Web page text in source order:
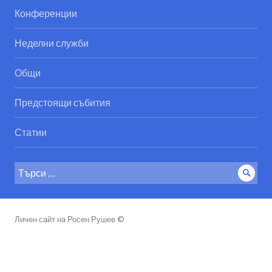
Конференции
Неделни служби
Общи
Предстоящи събития
Статии
Search
for:
Личен сайт на Росен Рушев ©